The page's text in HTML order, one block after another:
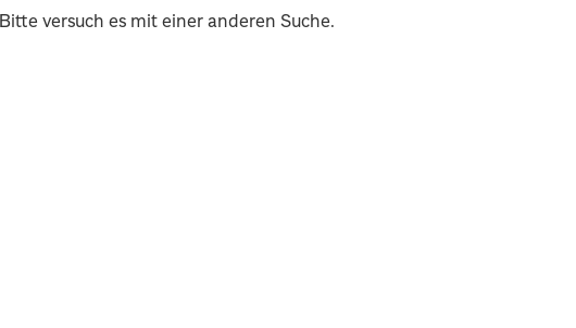
Bitte versuch es mit einer anderen Suche.